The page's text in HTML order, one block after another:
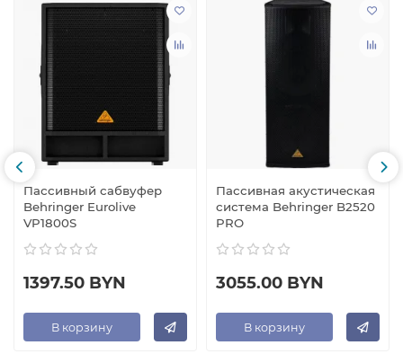
Пассивный сабвуфер
Behringer Eurolive
VP1800S
1397.50 BYN
В корзину
Пассивная акустическая
система Behringer B2520
PRO
3055.00 BYN
В корзину